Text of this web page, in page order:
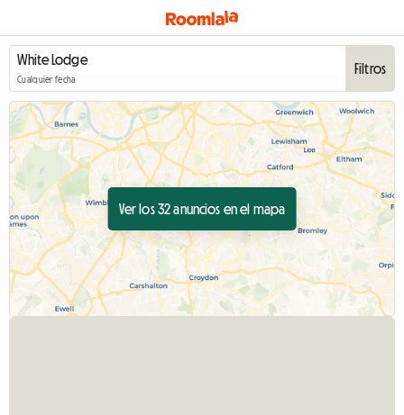
Cualquier fecha
Filtros
Ver los 32 anuncios en el mapa